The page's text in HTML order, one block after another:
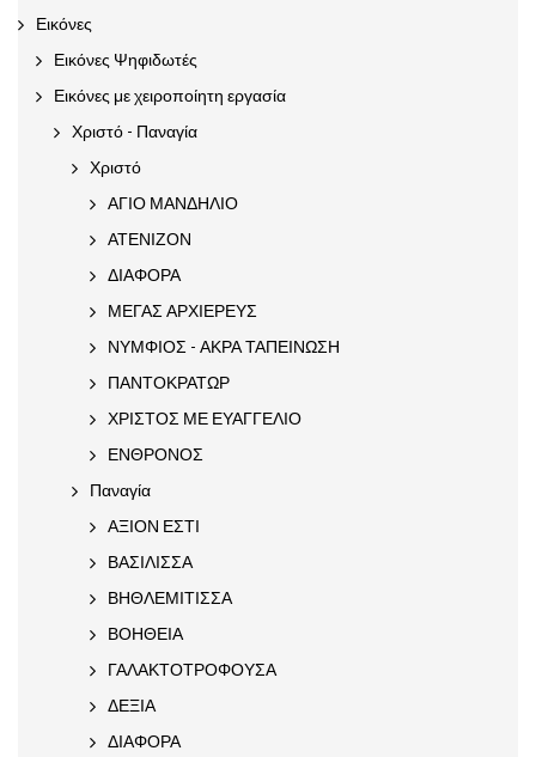
Εικόνες
Εικόνες Ψηφιδωτές
Εικόνες με χειροποίητη εργασία
Χριστό - Παναγία
Χριστό
ΑΓΙΟ ΜΑΝΔΗΛΙΟ
ΑΤΕΝΙΖΟΝ
ΔΙΑΦΟΡΑ
ΜΕΓΑΣ ΑΡΧΙΕΡΕΥΣ
ΝΥΜΦΙΟΣ - ΑΚΡΑ ΤΑΠΕΙΝΩΣΗ
ΠΑΝΤΟΚΡΑΤΩΡ
ΧΡΙΣΤΟΣ ΜΕ ΕΥΑΓΓΕΛΙΟ
ΕΝΘΡΟΝΟΣ
Παναγία
ΑΞΙΟΝ ΕΣΤΙ
ΒΑΣΙΛΙΣΣΑ
ΒΗΘΛΕΜΙΤΙΣΣΑ
ΒΟΗΘΕΙΑ
ΓΑΛΑΚΤΟΤΡΟΦΟΥΣΑ
ΔΕΞΙΑ
ΔΙΑΦΟΡΑ